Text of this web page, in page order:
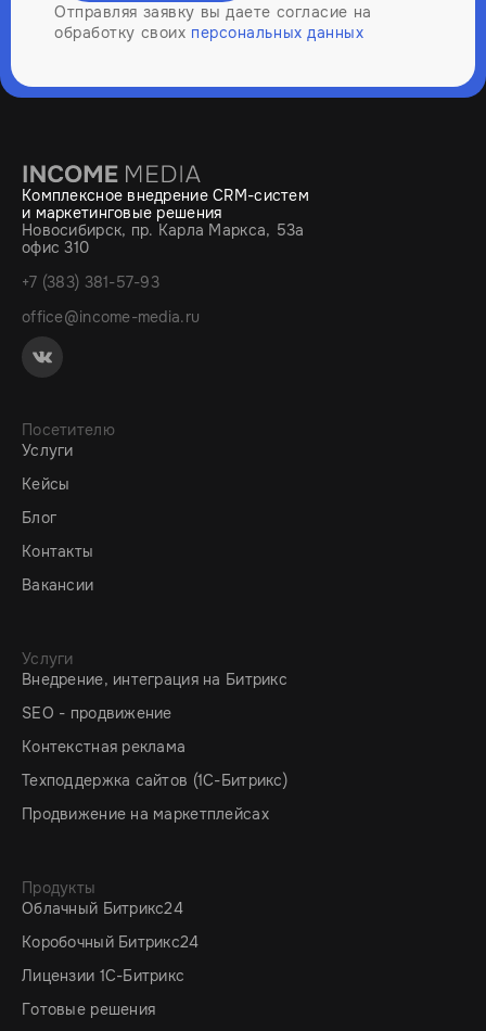
Отправляя заявку вы даете согласие на
обработку своих персональных данных
Комплексное внедрение CRM-систем
и маркетинговые решения
Новосибирск, пр. Карла Маркса, 53а
офис 310
+7 (383) 381-57-93
office@income-media.ru
Услуги
Внедрение, интеграция на Битрикс
SEO - продвижение
Контекстная реклама
Техподдержка сайтов (1C-Битрикс)
Продвижение на маркетплейсах
Продукты
Облачный Битрикс24
Коробочный Битрикс24
Лицензии 1С-Битрикс
Готовые решения
Посетителю
Услуги
Кейсы
Блог
Контакты
Вакансии